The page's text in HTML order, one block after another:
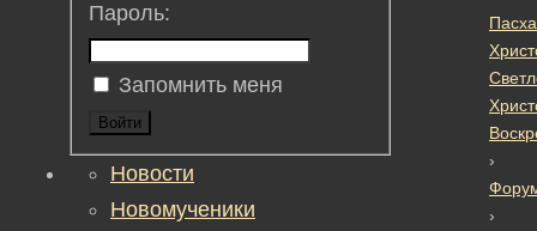
Пасха
›
›
Пароль:
Запомнить меня
Войти
Новости
Новомученики